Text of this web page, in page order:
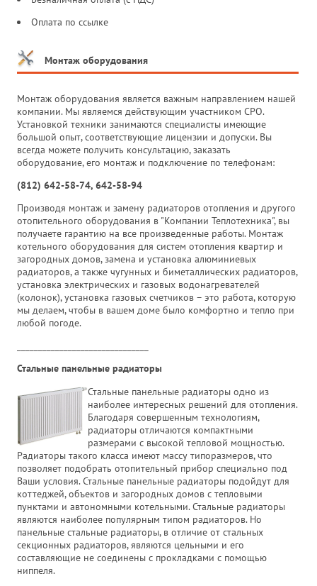
Оплата по ссылке
Монтаж оборудования
Монтаж оборудования является важным направлением нашей
компании. Мы являемся действующим участником СРО.
Установкой техники занимаются специалисты имеющие
большой опыт, соответствующие лицензии и допуски. Вы
всегда можете получить консультацию, заказать
оборудование, его монтаж и подключение по телефонам:
(812) 642-58-74, 642-58-94
Производя монтаж и замену радиаторов отопления и другого
отопительного оборудования в "Компании Теплотехника", вы
получаете гарантию на все произведенные работы. Монтаж
котельного оборудования для систем отопления квартир и
загородных домов, замена и установка алюминиевых
радиаторов, а также чугунных и биметаллических радиаторов,
установка электрических и газовых водонагревателей
(колонок), установка газовых счетчиков – это работа, которую
мы делаем, чтобы в вашем доме было комфортно и тепло при
любой погоде.
Стальные панельные радиаторы
Стальные панельные радиаторы одно из
наиболее интересных решений для отопления.
Благодаря совершенным технологиям,
радиаторы отличаются компактными
размерами с высокой тепловой мощностью.
Радиаторы такого класса имеют массу типоразмеров, что
позволяет подобрать отопительный прибор специально под
Ваши условия. Стальные панельные радиаторы подойдут для
коттеджей, объектов и загородных домов с тепловыми
пунктами и автономными котельными. Стальные радиаторы
являются наиболее популярным типом радиаторов. Но
панельные стальные радиаторы, в отличие от стальных
секционных радиаторов, являются цельными и его
составляющие не соединены с прокладками с помощью
ниппеля.